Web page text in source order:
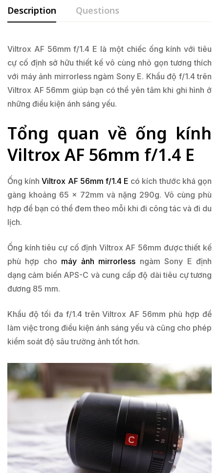
Description Questions
Viltrox AF 56mm f/1.4 E là một chiếc ống kính với tiêu
cự cố định sở hữu thiết kế vô cùng nhỏ gọn tương thích
với máy ảnh mirrorless ngàm Sony E. Khẩu độ f/1.4 trên
Viltrox AF 56mm giúp bạn có thể yên tâm khi ghi hình ở
những điều kiện ánh sáng yếu.
Tổng quan về ống kính
Viltrox AF 56mm f/1.4 E
Ống kínhViltrox AF 56mm f/1.4 E có kích thước khá gọn
gàng khoảng 65 x 72mm và nặng 290g. Vô cùng phù
hợp để bạn có thể đem theo mỗi khi đi công tác và đi du
lịch.
Ống kính tiêu cự cố định Viltrox AF 56mm được thiết kế
phù hợp cho máy ảnh mirrorless ngàm Sony E định
dạng cảm biến APS-C và cung cấp độ dài tiêu cự tương
đương 85 mm.
Khẩu độ tối đa f/1.4 trên Viltrox AF 56mm phù hợp để
làm việc trong điều kiện ánh sáng yếu và cũng cho phép
kiểm soát độ sâu trường ảnh tốt hơn.